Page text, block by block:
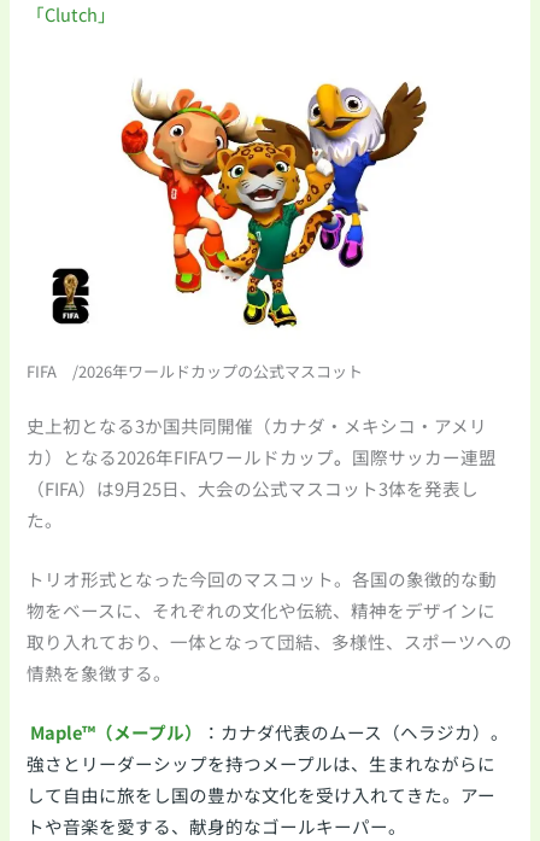
「Clutch」
FIFA /2026年ワールドカップの公式マスコット
史上初となる3か国共同開催（カナダ・メキシコ・アメリ
カ）となる2026年FIFAワールドカップ。 国際サッカー連盟
（FIFA）は9月25日、大会の公式マスコット3体を発表し
た。
トリオ形式となった今回のマスコット。各国の象徴的な動
物をベースに、それぞれの文化や伝統、精神をデザインに
取り入れており、一体となって団結、多様性、スポーツへの
情熱を象徴する。
Maple™（メープル）
：カナダ代表のムース（ヘラジカ）。
強さとリーダーシップを持つメープルは、生まれながらに
して自由に旅をし国の豊かな文化を受け入れてきた。アー
トや音楽を愛する、献身的なゴールキーパー。